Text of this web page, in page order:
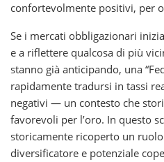
confortevolmente positivi, per
Se i mercati obbligazionari
e a riflettere qualcosa di più
stanno già anticipando, una
rapidamente tradursi in tassi
negativi — un contesto che
favorevoli per l’oro. In questo
storicamente ricoperto un
diversificatore e potenziale